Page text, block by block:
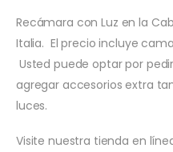
Recámara con Luz en la
Italia. El precio incluye
Usted puede optar por
agregar accesorios extra
luces.
Visite nuestra tienda en